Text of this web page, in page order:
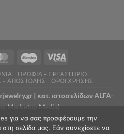
ΠΡΟΦΙΛ – ΕΡΓΑΣΤΗΡΙΟ
ΑΠΟΣΤΟΛΗΣ
ΟΡΟΙ ΧΡΗΣΗΣ
| κατ. ιστοσελίδων ALFA-
Marketup Media)
για να σας προσφέρουμε την
στη σελίδα μας. Εάν συνεχίσετε να